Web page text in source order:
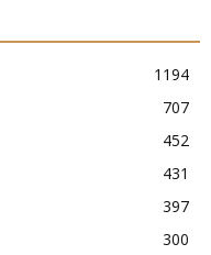
1194
707
452
431
397
300